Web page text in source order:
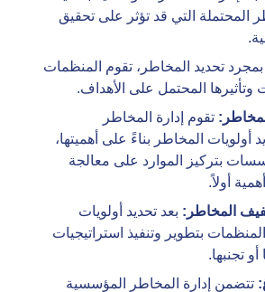
المحتملة التي قد تؤثر على تحقيق
بمجرد تحديد المخاطر، تقوم المنظمات
وتأثيرها المحتمل على الأهداف.
تقوم إدارة المخاطر
أولويات المخاطر بناءً على أهميتها،
بتركيز الموارد على معالجة
أولاً.
المخاطر: بعد تحديد أولويات
بتطوير وتنفيذ استراتيجيات
أو تجنبها.
تتضمن إدارة المخاطر المؤسسية